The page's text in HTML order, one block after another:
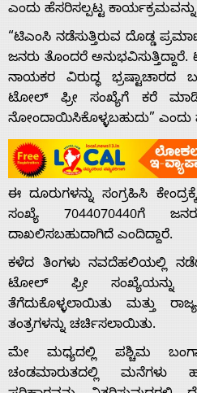
Home
About
Us
Advertise
With
s
ಎಂದು ಹೆಸರಿಸಲ್ಪಟ್ಟ ಕಾರ್ಯಕ್ರಮವನ್ನು
“ಟಿಎಂಸಿ ನಡೆಸುತ್ತಿರುವ ದೊಡ್ಡ
ಜನರು ತೊಂದರೆ
ನಾಯಕರ ವಿರುದ್ಧ ಭ್ರಷ್ಟಾಚಾರದ
ಟೋಲ್ ಫ್ರೀ ಸಂಖ್ಯೆಗೆ ಕರೆ ಮಾಡಿ
ನೋಂದಾಯಿಸಿಕೊಳ್ಳಬಹುದು” ಎಂದು
ಈ ದೂರುಗಳನ್ನು ಸಂಗ್ರಹಿಸಿ
ಸಂಖ್ಯೆ 7044070440ಗೆ
ದಾಖಲಿಸಬಹುದಾಗಿದೆ ಎಂದಿದ್ದಾರೆ.
ಕಳೆದ ತಿಂಗಳು ನವದೆಹಲಿಯಲ್ಲಿ
ಟೋಲ್ ಫ್ರೀ ಸಂಖ್ಯೆಯನ್ನು
ತೆಗೆದುಕೊಳ್ಳಲಾಯಿತು ಮತ್ತು
ತಂತ್ರಗಳನ್ನು ಚರ್ಚಿಸಲಾಯಿತು.
ಮೇ ಮಧ್ಯದಲ್ಲಿ ಪಶ್ಚಿಮ
ಚಂಡಮಾರುತದಲ್ಲಿ ಮನೆಗಳು